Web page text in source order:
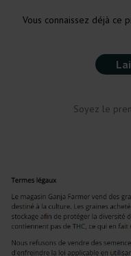
Vous connaissez déjà ce
Soyez le